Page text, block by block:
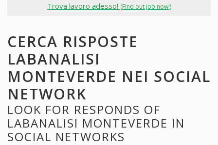
Trova lavoro adesso! (Find out job now!)
CERCA RISPOSTE
LABANALISI
MONTEVERDE NEI SOCIAL
NETWORK
LOOK FOR RESPONDS OF
LABANALISI MONTEVERDE IN
SOCIAL NETWORKS